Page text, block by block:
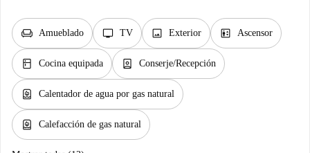
chair Amueblado tv TV image Exterior elevator Ascensor
kitchen Cocina equipada person_book Conserje/Recepción
water_heater Calentador de agua por gas natural
water_heater Calefacción de gas natural